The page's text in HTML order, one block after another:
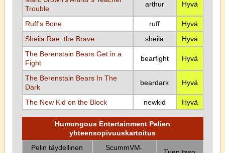
Trouble
arthur Hyvä
Ruff's Bone ruff
Hyvä
Sheila Rae, the Brave
sheila
Hyvä
The Berenstain Bears Get in a
Fight
bearfight Hyvä
The Berenstain Bears In The
Dark
beardark Hyvä
The New Kid on the Block newkid Hyvä
Humongous Entertainment Pelien
yhteensopivuuskartoitus
Pelin täydellinen
ScummVM-